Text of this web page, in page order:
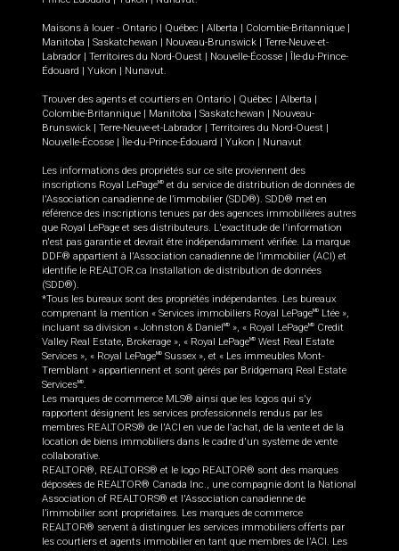
Maisons à louer - Ontario | Québec | Alberta | Colombie-Britannique |
Manitoba | Saskatchewan | Nouveau-Brunswick | Terre-Neuve-et-
Labrador | Territoires du Nord-Ouest | Nouvelle-Écosse | Île-du-Prince-
Édouard | Yukon | Nunavut.
Trouver des agents et courtiers en Ontario | Québec | Alberta |
Colombie-Britannique | Manitoba | Saskatchewan | Nouveau-
Brunswick | Terre-Neuve-et-Labrador | Territoires du Nord-Ouest |
Nouvelle-Écosse | Île-du-Prince-Édouard | Yukon | Nunavut
Les informations des propriétés sur ce site proviennent des
inscriptions Royal LePageMD et du service de distribution de données de
l'Association canadienne de l’immobilier (SDD®). SDD® met en
référence des inscriptions tenues par des agences immobilières autres
que Royal LePage et ses distributeurs. L'exactitude de l'information
n'est pas garantie et devrait être indépendamment vérifiée. La marque
DDF® appartient à l'Association canadienne de l’immobilier (ACI) et
identifie le REALTOR.ca Installation de distribution de données
(SDD®).
*Tous les bureaux sont des propriétés indépendantes. Les bureaux
comprenant la mention « Services immobiliers Royal LePageMD
Ltée »,
incluant sa division « Johnston & DanielMD », « Royal LePageMD
Credit
Valley Real Estate, Brokerage », « Royal LePageMD West Real Estate
Services », « Royal LePageMD Sussex », et « Les immeubles Mont-
Tremblant » appartiennent et sont gérés par Bridgemarq Real Estate
ServicesMD.
Les marques de commerce MLS® ainsi que les logos qui s'y
rapportent désignent les services professionnels rendus par les
membres REALTORS® de l'ACI en vue de l'achat, de la vente et de la
location de biens immobiliers dans le cadre d'un système de vente
collaborative.
REALTOR®, REALTORS® et le logo REALTOR® sont des marques
déposées de REALTOR® Canada Inc., une compagnie dont la National
Association of REALTORS® et l'Association canadienne de
l’immobilier sont propriétaires. Les marques de commerce
REALTOR® servent à distinguer les services immobiliers offerts par
les courtiers et agents immobilier en tant que membres de l'ACI. Les